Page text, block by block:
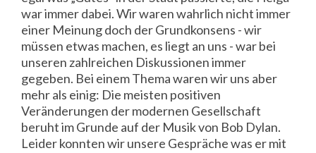
war immer dabei. Wir waren wahrlich nicht immer
einer Meinung doch der Grundkonsens - wir
müssen etwas machen, es liegt an uns - war bei
unseren zahlreichen Diskussionen immer
gegeben. Bei einem Thema waren wir uns aber
mehr als einig: Die meisten positiven
Veränderungen der modernen Gesellschaft
beruht im Grunde auf der Musik von Bob Dylan.
Leider konnten wir unsere Gespräche was er mit